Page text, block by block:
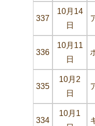
337
10月14
日
336
10月11
日
335
10月2
日
334
10月1